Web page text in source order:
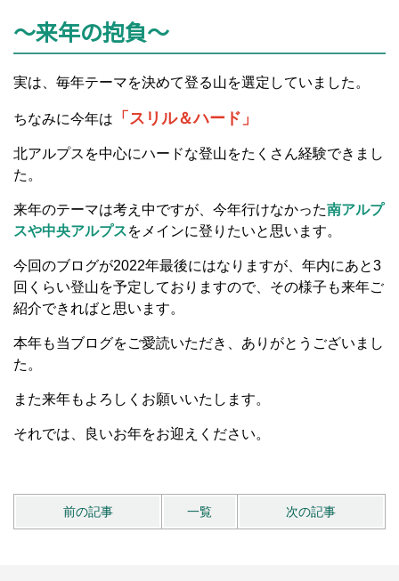
～来年の抱負～
実は、毎年テーマを決めて登る山を選定していました。
ちなみに今年は 「スリル＆ハード」
北アルプスを中心にハードな登山をたくさん経験できまし
た。
来年のテーマは考え中ですが、今年行けなかった南アルプ
スや中央アルプスをメインに登りたいと思います。
今回のブログが2022年最後にはなりますが、年内にあと3
回くらい登山を予定しておりますので、その様子も来年ご
紹介できればと思います。
本年も当ブログをご愛読いただき、ありがとうございまし
た。
また来年もよろしくお願いいたします。
それでは、良いお年をお迎えください。
前の記事 一覧 次の記事